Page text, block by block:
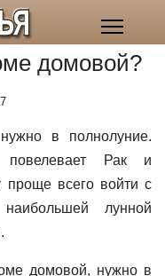
домовой?
в полнолуние.
Рак и
всего войти с
лунной
домовой, нужно в